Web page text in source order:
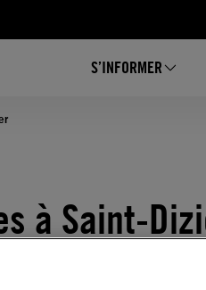
S’INFORMER
à Saint-